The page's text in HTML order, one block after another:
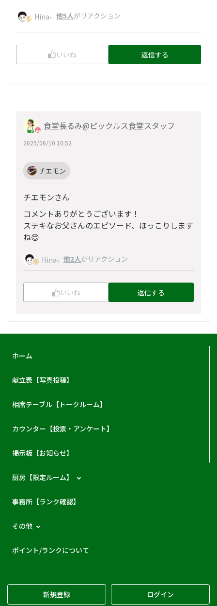
Hina、 他5人がリアクション
いいね 返信する
食堂長るみ@ピックルス食堂スタッフ
2025/06/10 10:52
チエモン
チエモンさん
コメントありがとうございます！
ステキなお父さんのエピソード、ほっこりします
ね😊
Hina、 他2人がリアクション
いいね 返信する
ホーム
献立表【写真投稿】
相席テーブル【トークルーム】
カウンター【投票・アンケート】
掲示板【お知らせ】
厨房【限定ルーム】
事務所【ランク確認】
その他
ポイント/ランクについて
新規登録 ログイン